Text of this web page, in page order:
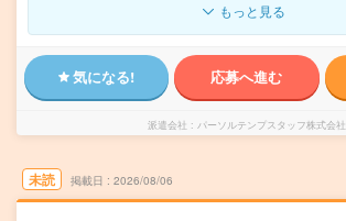
もっと見る
気になる! 応募へ進む
派遣会社 パーソルテンプスタッフ株式会社
未読 掲載日 2026/08/06